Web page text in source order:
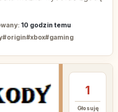
10 godzin temu
#origin#xbox#gaming
1
Głosuję